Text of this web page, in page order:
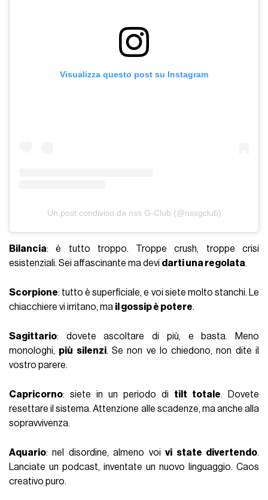
Visualizza questo post su Instagram
Un post condiviso da nss G-Club (@nssgclub)
Bilancia: è tutto troppo. Troppe crush, troppe crisi
esistenziali. Sei affascinante ma devi darti una regolata.
Scorpione: tutto è superficiale, e voi siete molto stanchi. Le
chiacchiere vi irritano, ma il gossip è potere.
Sagittario: dovete ascoltare di più, e basta. Meno
monologhi, più silenzi. Se non ve lo chiedono, non dite il
vostro parere.
Capricorno: siete in un periodo di tilt totale. Dovete
resettare il sistema. Attenzione alle scadenze, ma anche alla
sopravvivenza.
Aquario: nel disordine, almeno voivi state divertendo.
Lanciate un podcast, inventate un nuovo linguaggio. Caos
creativo puro.